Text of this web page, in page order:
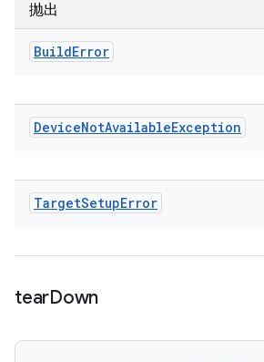
抛出
BuildError
DeviceNotAvailableException
TargetSetupError
tearDown